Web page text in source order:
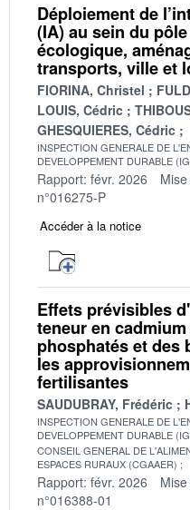
Déploiement de
(IA) au sein du
écologique,
transports, ville et
FIORINA, Christel
LOUIS, Cédric
GHESQUIERES, Cédric
INSPECTION GENERALE DE
DEVELOPPEMENT DURABLE
Rapport: févr. 2026
n°016275-P
Accéder à la notice
Effets prévisibles
teneur en
phosphatés et des
les
fertilisantes
SAUDUBRAY, Frédéric
INSPECTION GENERALE DE
DEVELOPPEMENT DURABLE
CONSEIL GENERAL DE
ESPACES RURAUX (CGAAER)
Rapport: févr. 2026
n°016388-01